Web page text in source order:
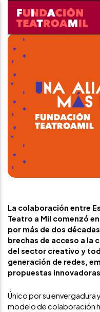
La colaboración entre
Teatro a Mil comenzó
por más de dos
brechas de acceso a la
del sector creativo y
generación de redes,
propuestas
Único por su
modelo de colaboración